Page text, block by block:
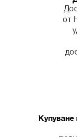
от
Купуване